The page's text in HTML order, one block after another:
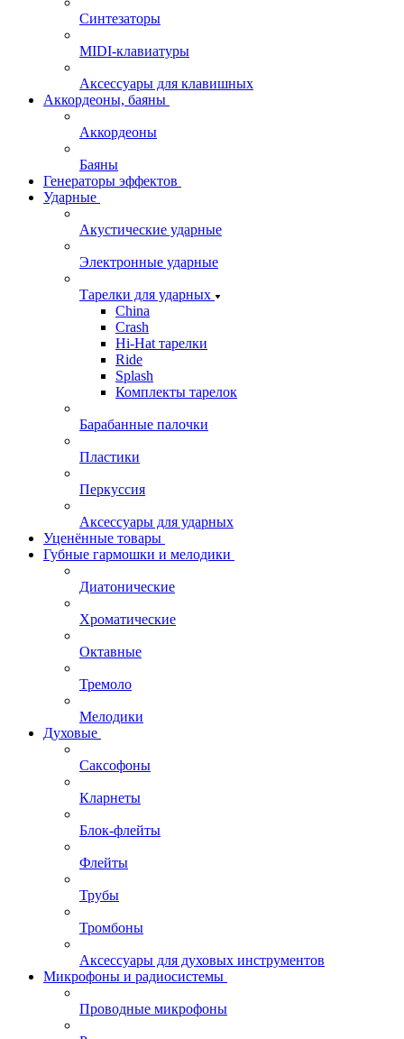
Синтезаторы
MIDI-клавиатуры
Аксессуары для клавишных
Аккордеоны, баяны
Аккордеоны
Баяны
Генераторы эффектов
Ударные
Акустические ударные
Электронные ударные
Тарелки для ударных
China
Crash
Hi-Hat тарелки
Ride
Splash
Комплекты тарелок
Барабанные палочки
Пластики
Перкуссия
Аксессуары для ударных
Уценённые товары
Губные гармошки и мелодики
Диатонические
Хроматические
Октавные
Тремоло
Мелодики
Духовые
Саксофоны
Кларнеты
Блок-флейты
Флейты
Трубы
Тромбоны
Аксессуары для духовых инструментов
Микрофоны и радиосистемы
Проводные микрофоны